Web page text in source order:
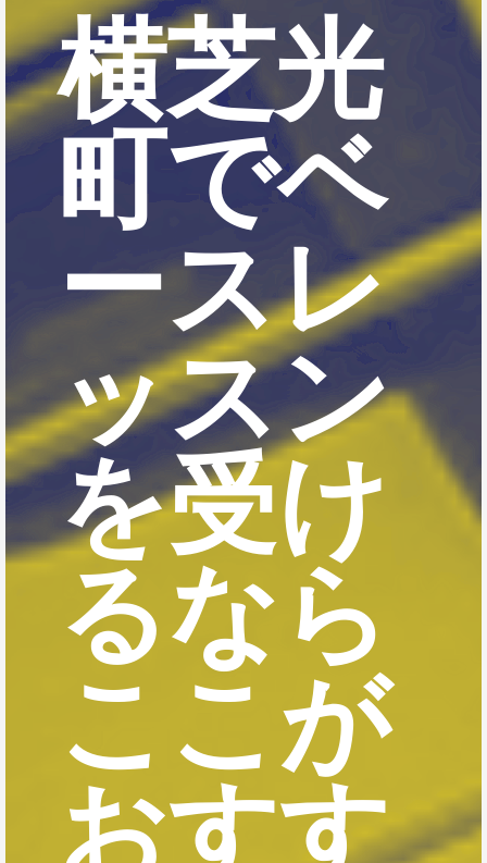
横芝光
町でベ
ースレ
ッスン
を受け
るなら
ここが
おすす